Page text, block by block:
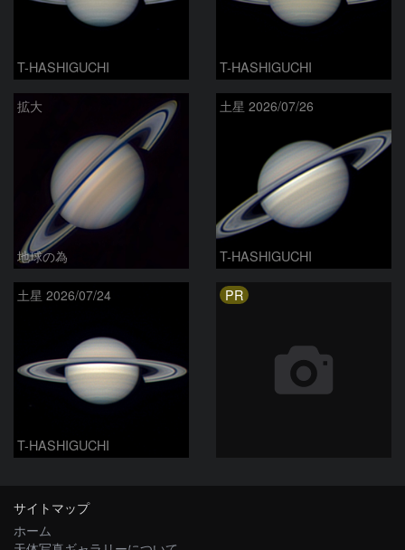
T-HASHIGUCHI T-HASHIGUCHI
拡大
地球の為
土星 2026/07/26
T-HASHIGUCHI
土星 2026/07/24
T-HASHIGUCHI
PR
サイトマップ
ホーム